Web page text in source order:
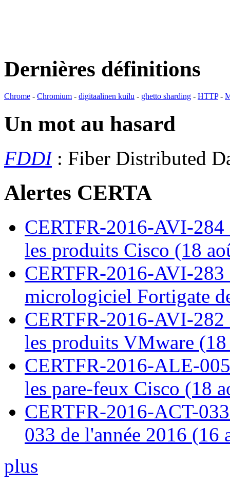
Dernières définitions
Chrome - Chromium - digitaalinen kuilu - ghetto sharding - HTTP-
Un mot au hasard
FDDI: Fiber Distributed
Alertes CERTA
CERTFR-2016-AVI-
les produits Cisco (18
CERTFR-2016-AVI-
micrologiciel Fortigate
CERTFR-2016-AVI-
les produits VMware
CERTFR-2016-ALE-
les pare-feux Cisco (18
CERTFR-2016-ACT-
033 de l'année 2016 (16
plus